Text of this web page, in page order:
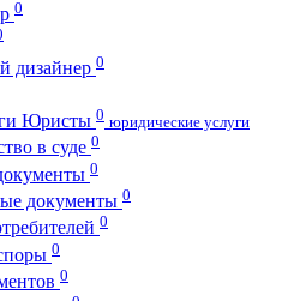
0
дизайнер 0
Юристы 0 юридические услуги
в суде 0
0
документы 0
0
0
0